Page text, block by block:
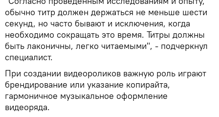
обычно титр должен держаться не меньше шести
секунд, но часто бывают и исключения, когда
необходимо сокращать это время. Титры должны
быть лаконичны, легко читаемыми", - подчеркнул
специалист.
При создании видеороликов важную роль играют
брендирование или указание копирайта,
гармоничное музыкальное оформление
видеоряда.